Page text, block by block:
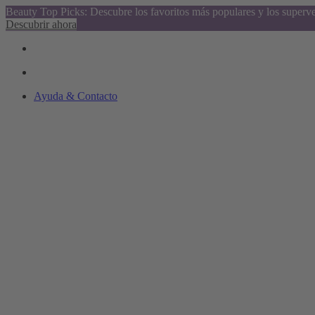
Beauty Top Picks: Descubre los favoritos más populares y los
Descubrir ahora
Ayuda & Contacto